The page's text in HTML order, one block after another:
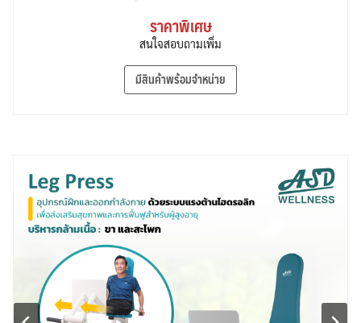
ราคาพิเศษ
สนใจสอบถามเพิ่ม
มีสินค้าพร้อมจำหน่าย